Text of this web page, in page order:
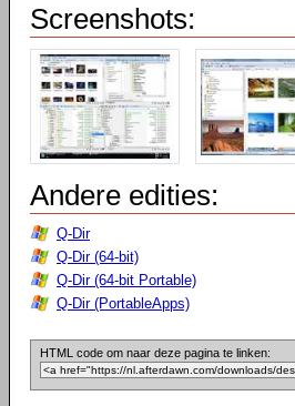
Screenshots:
Andere edities:
Q-Dir
Q-Dir (64-bit)
Q-Dir (64-bit Portable)
Q-Dir (PortableApps)
HTML code om naar deze pagina te linken: